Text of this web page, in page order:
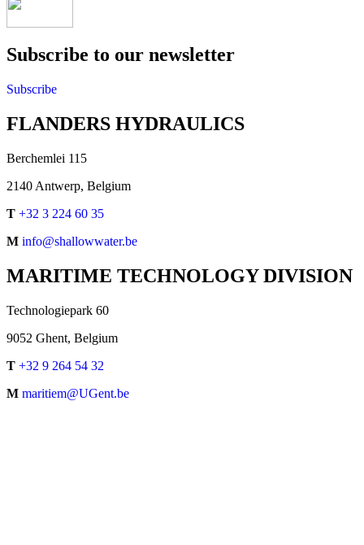
Subscribe to our newsletter
Subscribe
FLANDERS HYDRAULICS
Berchemlei 115
2140 Antwerp, Belgium
T +32 3 224 60 35
M info@shallowwater.be
MARITIME TECHNOLOGY DIVISION
Technologiepark 60
9052 Ghent, Belgium
T +32 9 264 54 32
M maritiem@UGent.be